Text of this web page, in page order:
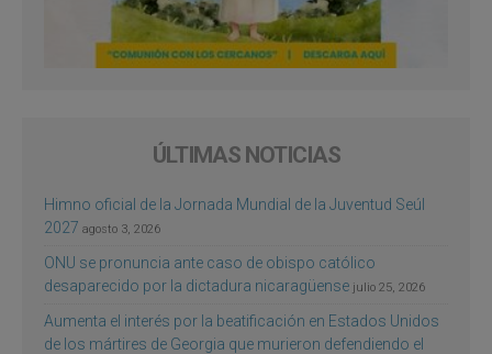
ÚLTIMAS NOTICIAS
Himno oficial de la Jornada Mundial de la Juventud Seúl
2027 agosto 3, 2026
ONU se pronuncia ante caso de obispo católico
desaparecido por la dictadura nicaragüense julio 25, 2026
Aumenta el interés por la beatificación en Estados Unidos
de los mártires de Georgia que murieron defendiendo el